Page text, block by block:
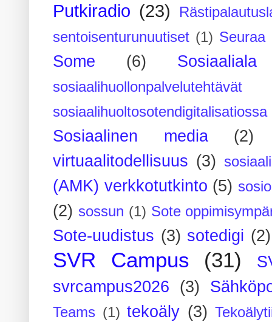
Putkiradio (23)
sentoisenturunuutiset (1) Seuraa
Some (6) Sosiaaliala
sosiaalihuollonpalvelutehtävät
sosiaalihuoltosotendigitalisatiossa
Sosiaalinen media
(2)
virtuaalitodellisuus (3)
(AMK) verkkotutkinto (5)
(2) sossun (1) Sote
Sote-uudistus (3) sotedigi (2)
SVR Campus (31)
svrcampus2026
(3)
Teams (1) tekoäly (3)